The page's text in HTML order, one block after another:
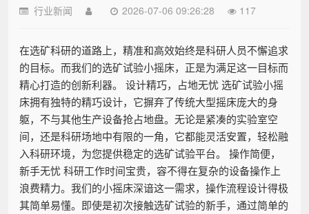
行业新闻 2026-07-06 09:26:28 117
在选矿科研的道路上，精准和高效始终是科研人员不懈追求
的目标。而我们的选矿试验小摇床，正是为满足这一目标而
精心打造的创新利器。 设计精巧，占地无忧 选矿试验小摇
床拥有独特的精巧设计，它摒弃了传统大型摇床庞大的身
躯，不与其他生产设备抢占地盘。无论是紧凑的实验室空
间，还是科研场地中有限的一角，它都能灵活安置，轻松融
入科研环境，为您提供稳定的选矿试验平台。 操作简便，
新手无忧 科研工作时间宝贵，容不得在复杂的设备操作上
浪费精力。我们的小摇床深谙这一需求，操作流程设计得极
其简单易懂。即使是初次接触选矿试验的新手，通过简单的